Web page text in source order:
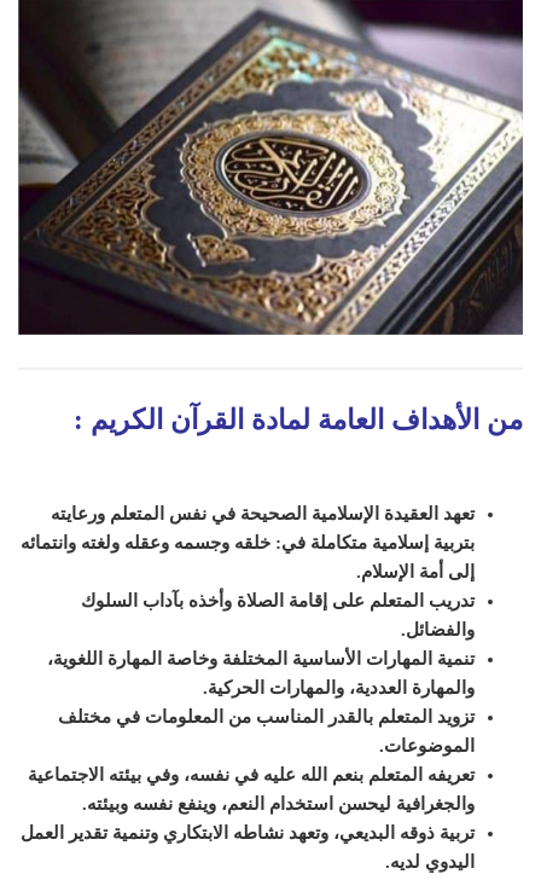
من الأهداف العامة لمادة القرآن الكريم :
تعهد العقيدة الإسلامية الصحيحة في نفس المتعلم ورعايته
بتربية إسلامية متكاملة في: خلقه وجسمه وعقله ولغته وانتمائه
إلى أمة الإسلام.
تدريب المتعلم على إقامة الصلاة وأخذه بآداب السلوك
والفضائل.
تنمية المهارات الأساسية المختلفة وخاصة المهارة اللغوية،
والمهارة العددية، والمهارات الحركية.
تزويد المتعلم بالقدر المناسب من المعلومات في مختلف
الموضوعات.
تعريفه المتعلم بنعم الله عليه في نفسه، وفي بيئته الاجتماعية
والجغرافية ليحسن استخدام النعم، وينفع نفسه وبيئته.
تربية ذوقه البديعي، وتعهد نشاطه الابتكاري وتنمية تقدير العمل
اليدوي لديه.